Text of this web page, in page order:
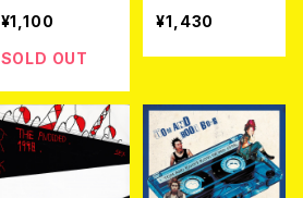
C 7EP＋CD
¥1,100
SOLD OUT
7EP
¥1,430